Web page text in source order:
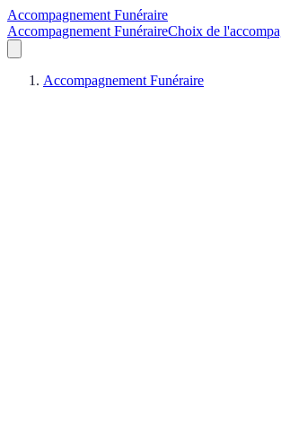
Accompagnement Funéraire
Accompagnement FunéraireChoix de
Accompagnement Funéraire